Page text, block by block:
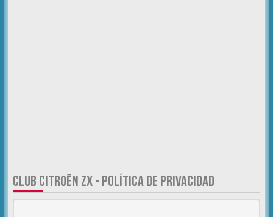
CLUB CITROËN ZX - POLÍTICA DE PRIVACIDAD